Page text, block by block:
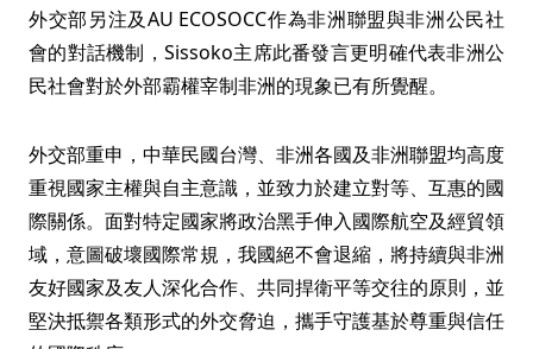
外交部另注及AU ECOSOCC作為非洲聯盟與非洲公民社
會的對話機制，Sissoko主席此番發言更明確代表非洲公
民社會對於外部霸權宰制非洲的現象已有所覺醒。
外交部重申，中華民國台灣、非洲各國及非洲聯盟均高度
重視國家主權與自主意識，並致力於建立對等、互惠的國
際關係。面對特定國家將政治黑手伸入國際航空及經貿領
域，意圖破壞國際常規，我國絕不會退縮，將持續與非洲
友好國家及友人深化合作、共同捍衛平等交往的原則，並
堅決抵禦各類形式的外交脅迫，攜手守護基於尊重與信任